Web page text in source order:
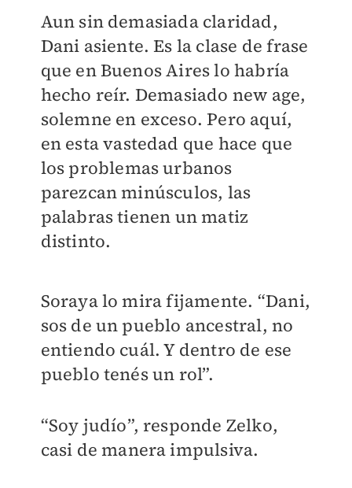
Aun sin demasiada claridad,
Dani asiente. Es la clase de frase
que en Buenos Aires lo habría
hecho reír. Demasiado new age,
solemne en exceso. Pero aquí,
en esta vastedad que hace que
los problemas urbanos
parezcan minúsculos, las
palabras tienen un matiz
distinto.
Soraya lo mira fijamente. “Dani,
sos de un pueblo ancestral, no
entiendo cuál. Y dentro de ese
pueblo tenés un rol”.
“Soy judío”, responde Zelko,
casi de manera impulsiva.